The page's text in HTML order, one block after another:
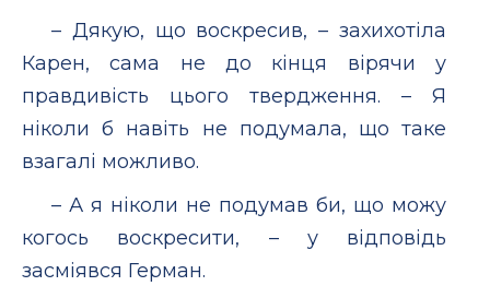
– Дякую, що воскресив, – захихотіла
Карен, сама не до кінця вірячи у
правдивість цього твердження. – Я
ніколи б навіть не подумала, що таке
взагалі можливо.
– А я ніколи не подумав би, що можу
когось воскресити, – у відповідь
засміявся Герман.